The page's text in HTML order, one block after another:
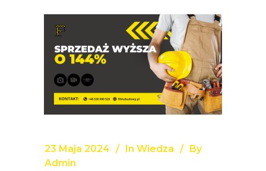
23 Maja 2024 In Wiedza
By
Admin